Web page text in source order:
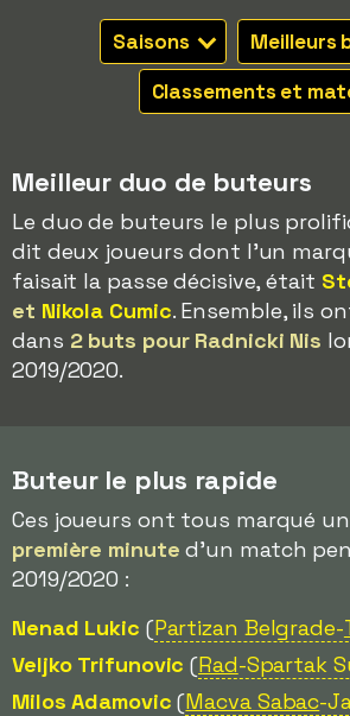
Saisons
Meilleurs
Classements et
Meilleur duo de buteurs
Le duo de buteurs le plus
dit deux joueurs dont l'un
faisait la passe décisive, était
et Nikola Cumic. Ensemble, ils
dans 2 buts pour Radnicki Nis
2019/2020.
Buteur le plus rapide
Ces joueurs ont tous marqué
première minute d'un match
2019/2020 :
Nenad Lukic (Partizan Belgrade-
Veljko Trifunovic (Rad-Spartak
Milos Adamovic (Macva Sabac-